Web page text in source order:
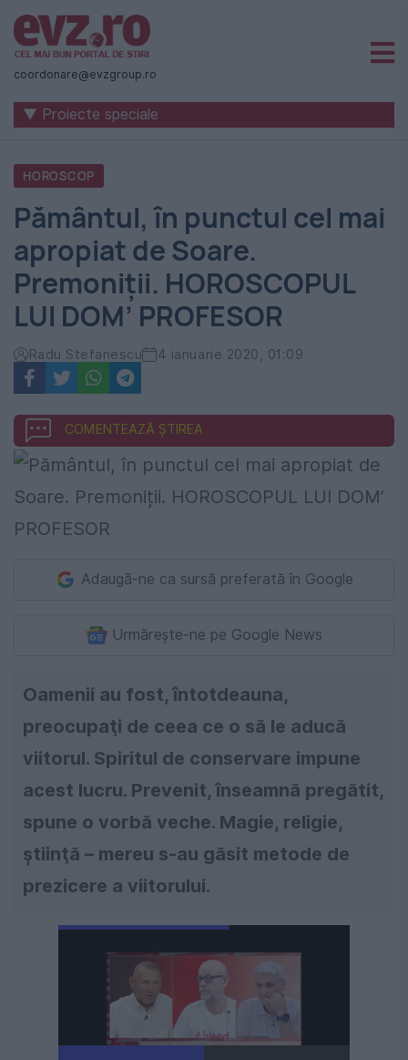
Știri
naționale
internaționale
România
-
Evenimentul
Zilei
coordonare@evzgroup.ro
▼ Proiecte speciale
HOROSCOP
Pământul, în punctul cel mai
apropiat de Soare.
Premoniții. HOROSCOPUL
LUI DOM’ PROFESOR
Radu Stefanescu 4 ianuarie 2020, 01:09
COMENTEAZĂ ȘTIREA
Adaugă-ne ca sursă preferată în Google
Urmărește-ne pe Google News
Oamenii au fost, întotdeauna,
preocupaţi de ceea ce o să le aducă
viitorul. Spiritul de conservare impune
acest lucru. Prevenit, înseamnă pregătit,
spune o vorbă veche. Magie, religie,
ştiinţă – mereu s-au găsit metode de
prezicere a viitorului.